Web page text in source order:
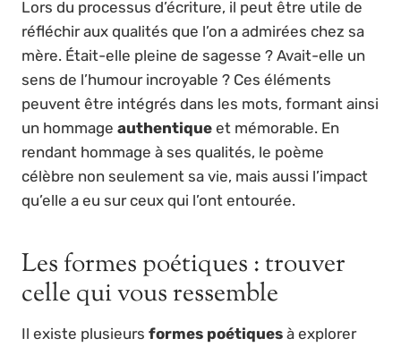
Lors du processus d’écriture, il peut être utile de
réfléchir aux qualités que l’on a admirées chez sa
mère. Était-elle pleine de sagesse ? Avait-elle un
sens de l’humour incroyable ? Ces éléments
peuvent être intégrés dans les mots, formant ainsi
un hommage authentique et mémorable. En
rendant hommage à ses qualités, le poème
célèbre non seulement sa vie, mais aussi l’impact
qu’elle a eu sur ceux qui l’ont entourée.
Les formes poétiques : trouver
celle qui vous ressemble
Il existe plusieurs formes poétiques à explorer